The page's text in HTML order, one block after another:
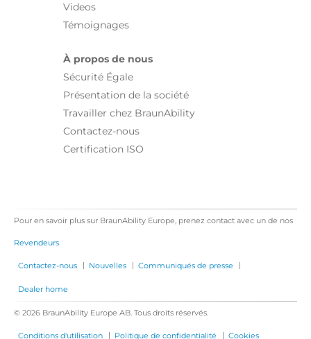
Videos
Témoignages
À propos de nous
Sécurité Égale
Présentation de la société
Travailler chez BraunAbility
Contactez-nous
Certification ISO
Pour en savoir plus sur BraunAbility Europe, prenez contact avec un de nos
Revendeurs
Contactez-nous | Nouvelles | Communiqués de presse |
Dealer home
© 2026 BraunAbility Europe AB. Tous droits réservés.
Conditions d'utilisation | Politique de confidentialité | Cookies